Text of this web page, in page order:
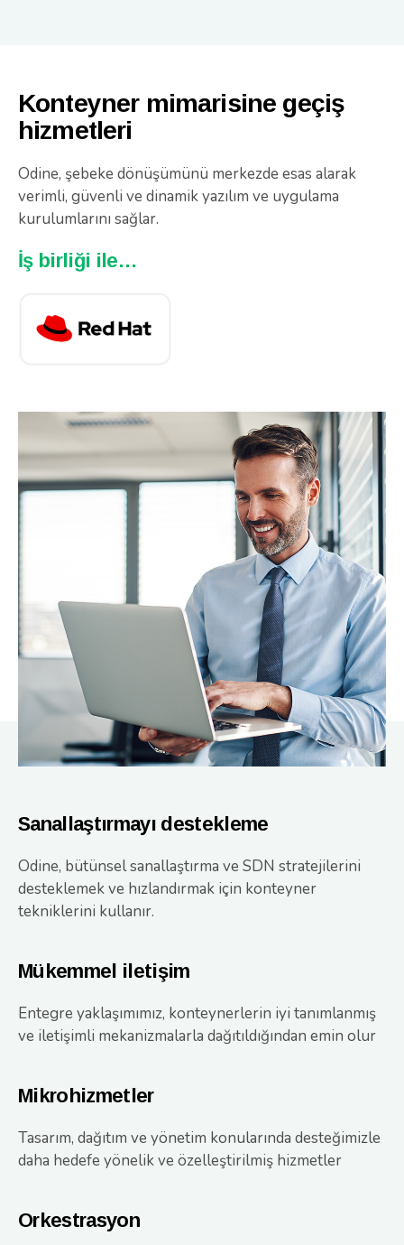
Konteyner mimarisine geçiş
hizmetleri
Odine, şebeke dönüşümünü merkezde esas alarak
verimli, güvenli ve dinamik yazılım ve uygulama
kurulumlarını sağlar.
İş birliği ile…
Sanallaştırmayı destekleme
Odine, bütünsel sanallaştırma ve SDN stratejilerini
desteklemek ve hızlandırmak için konteyner
tekniklerini kullanır.
Mükemmel iletişim
Entegre yaklaşımımız, konteynerlerin iyi tanımlanmış
ve iletişimli mekanizmalarla dağıtıldığından emin olur
Mikrohizmetler
Tasarım, dağıtım ve yönetim konularında desteğimizle
daha hedefe yönelik ve özelleştirilmiş hizmetler
Orkestrasyon